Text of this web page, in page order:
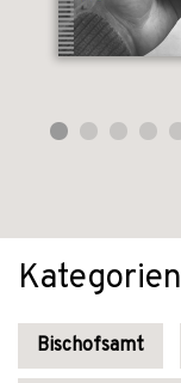
Kategorien
Bischofsamt